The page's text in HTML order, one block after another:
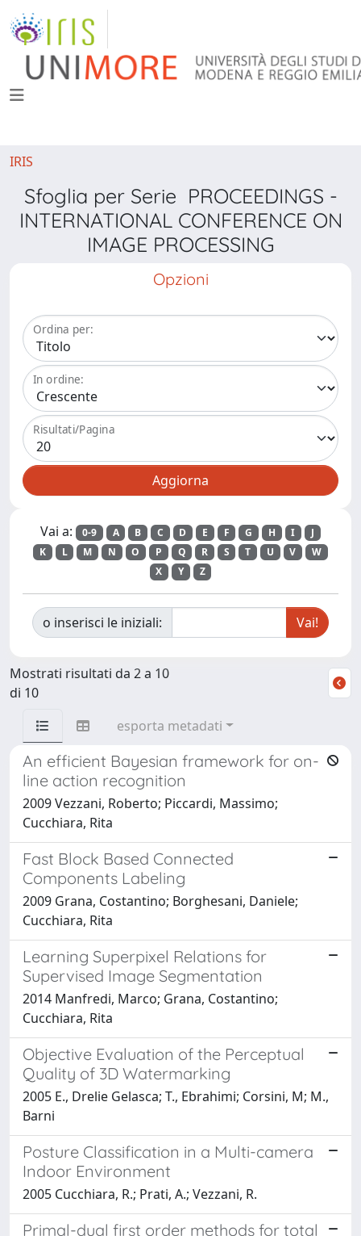
IRIS
Sfoglia per Serie PROCEEDINGS -
INTERNATIONAL CONFERENCE ON
IMAGE PROCESSING
Opzioni
Ordina per:
In ordine:
Risultati/Pagina
Vai a: 0-9 A B C D E F G H I
J
K
L M N O P Q R S T U V
W
X
Y Z
o inserisci le iniziali:
Mostrati risultati da 2 a 10
di 10
esporta metadati
An efficient Bayesian framework for on-
line action recognition
2009 Vezzani, Roberto; Piccardi, Massimo;
Cucchiara, Rita
Fast Block Based Connected
Components Labeling
2009 Grana, Costantino; Borghesani, Daniele;
Cucchiara, Rita
Learning Superpixel Relations for
Supervised Image Segmentation
2014 Manfredi, Marco; Grana, Costantino;
Cucchiara, Rita
Objective Evaluation of the Perceptual
Quality of 3D Watermarking
2005 E., Drelie Gelasca; T., Ebrahimi; Corsini, M; M.,
Barni
Posture Classification in a Multi-camera
Indoor Environment
2005 Cucchiara, R.; Prati, A.; Vezzani, R.
Primal-dual first order methods for total